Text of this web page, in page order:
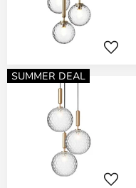
SUMMER DEAL